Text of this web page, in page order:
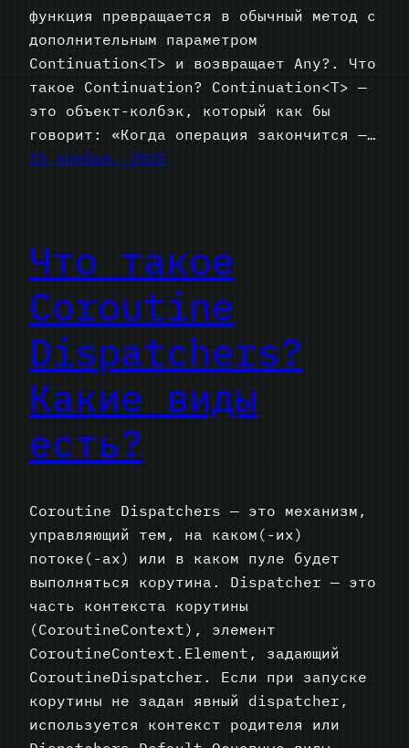
функция превращается в обычный метод с
дополнительным параметром
Continuation<T> и возвращает Any?. Что
такое Continuation? Continuation<T> —
это объект-колбэк, который как бы
говорит: «Когда операция закончится —…
25 ноября, 2025
Что такое
Coroutine
Dispatchers?
Какие виды
есть?
Coroutine Dispatchers — это механизм,
управляющий тем, на каком(-их)
потоке(-ах) или в каком пуле будет
выполняться корутина. Dispatcher — это
часть контекста корутины
(CoroutineContext), элемент
CoroutineContext.Element, задающий
CoroutineDispatcher. Если при запуске
корутины не задан явный dispatcher,
используется контекст родителя или